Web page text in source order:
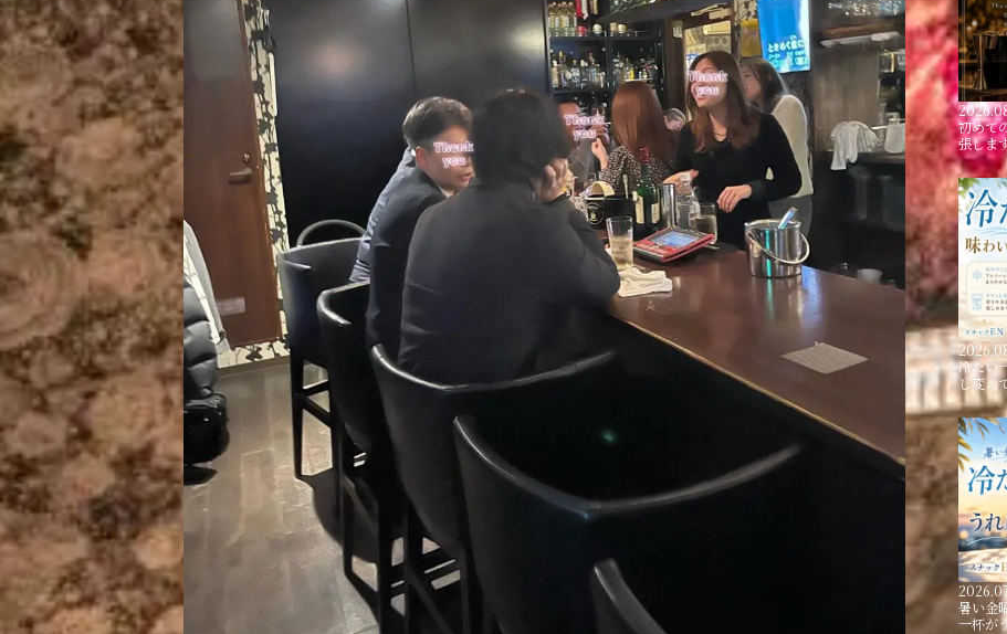
初めて
張しま
冷たい
し変え
暑い金
一杯が